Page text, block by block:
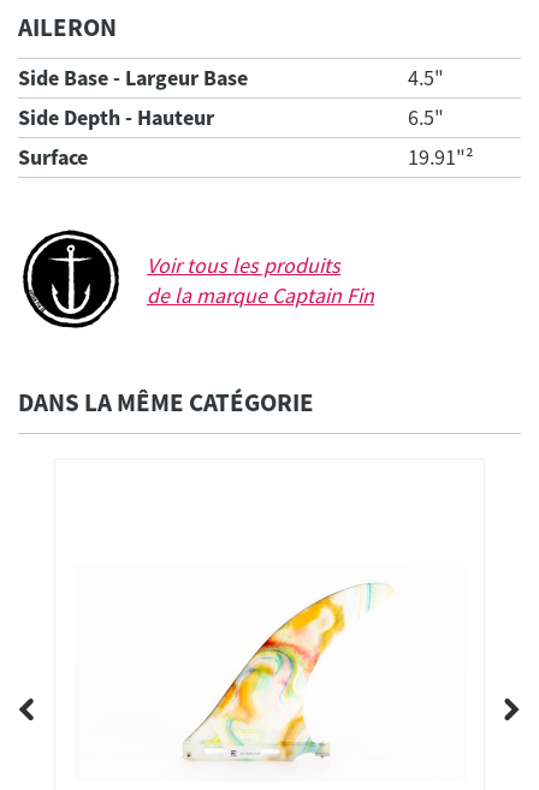
AILERON
Side Base - Largeur Base
4.5"
Side Depth - Hauteur
6.5"
Surface
19.91"²
Voir tous les produits
de la marque Captain Fin
DANS LA MÊME CATÉGORIE